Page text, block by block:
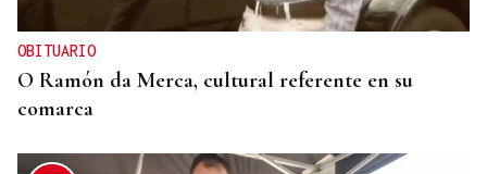
OBITUARIO
O Ramón da Merca, cultural referente en su
comarca